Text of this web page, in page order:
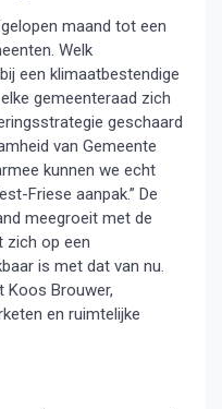
maand tot een
Welk
een klimaatbestendige
gemeenteraad zich
geschaard
van Gemeente
kunnen we echt
Friese aanpak.” De
meegroeit met de
zich op een
is met dat van nu.
Koos Brouwer,
en ruimtelijke